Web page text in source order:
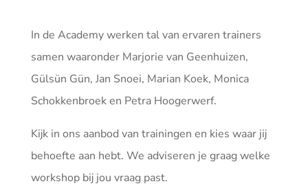
In de Academy werken tal van ervaren trainers
samen waaronder Marjorie van Geenhuizen,
Gülsün Gün, Jan Snoei, Marian Koek, Monica
Schokkenbroek en Petra Hoogerwerf.
Kijk in ons aanbod van trainingen en kies waar jij
behoefte aan hebt. We adviseren je graag welke
workshop bij jou vraag past.